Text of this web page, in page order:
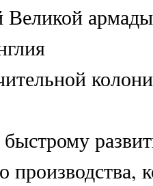
Великой
быстрому
производства,